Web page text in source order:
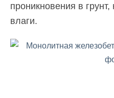
проникновения в
влаги.